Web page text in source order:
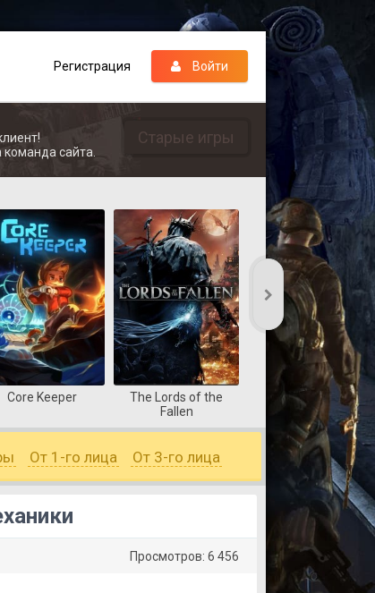
Регистрация Войти
Старые игры
сайта.
Core Keeper
The Lords of the
Fallen
REANIMAL
От 1-го лица От 3-го лица
Просмотров: 6 456